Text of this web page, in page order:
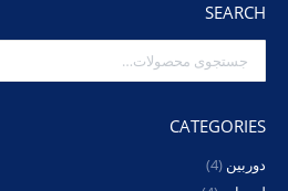
SEARCH
CATEGORIES
دوربین (4)